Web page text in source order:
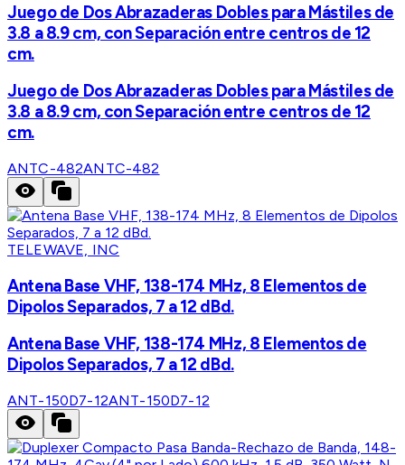
Juego de Dos Abrazaderas Dobles para Mástiles de
3.8 a 8.9 cm, con Separación entre centros de 12
cm.
Juego de Dos Abrazaderas Dobles para Mástiles de
3.8 a 8.9 cm, con Separación entre centros de 12
cm.
ANTC-482ANTC-482
TELEWAVE, INC
Antena Base VHF, 138-174 MHz, 8 Elementos de
Dipolos Separados, 7 a 12 dBd.
Antena Base VHF, 138-174 MHz, 8 Elementos de
Dipolos Separados, 7 a 12 dBd.
ANT-150D7-12ANT-150D7-12